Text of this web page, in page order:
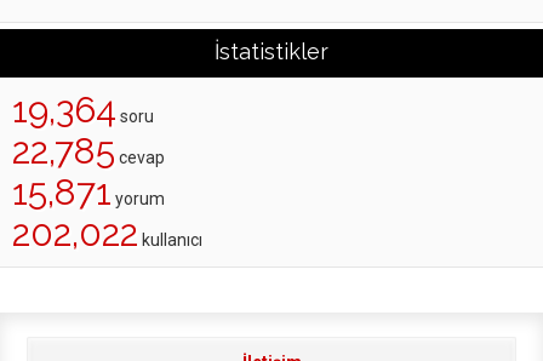
İstatistikler
19,364 soru
22,785 cevap
15,871 yorum
202,022 kullanıcı